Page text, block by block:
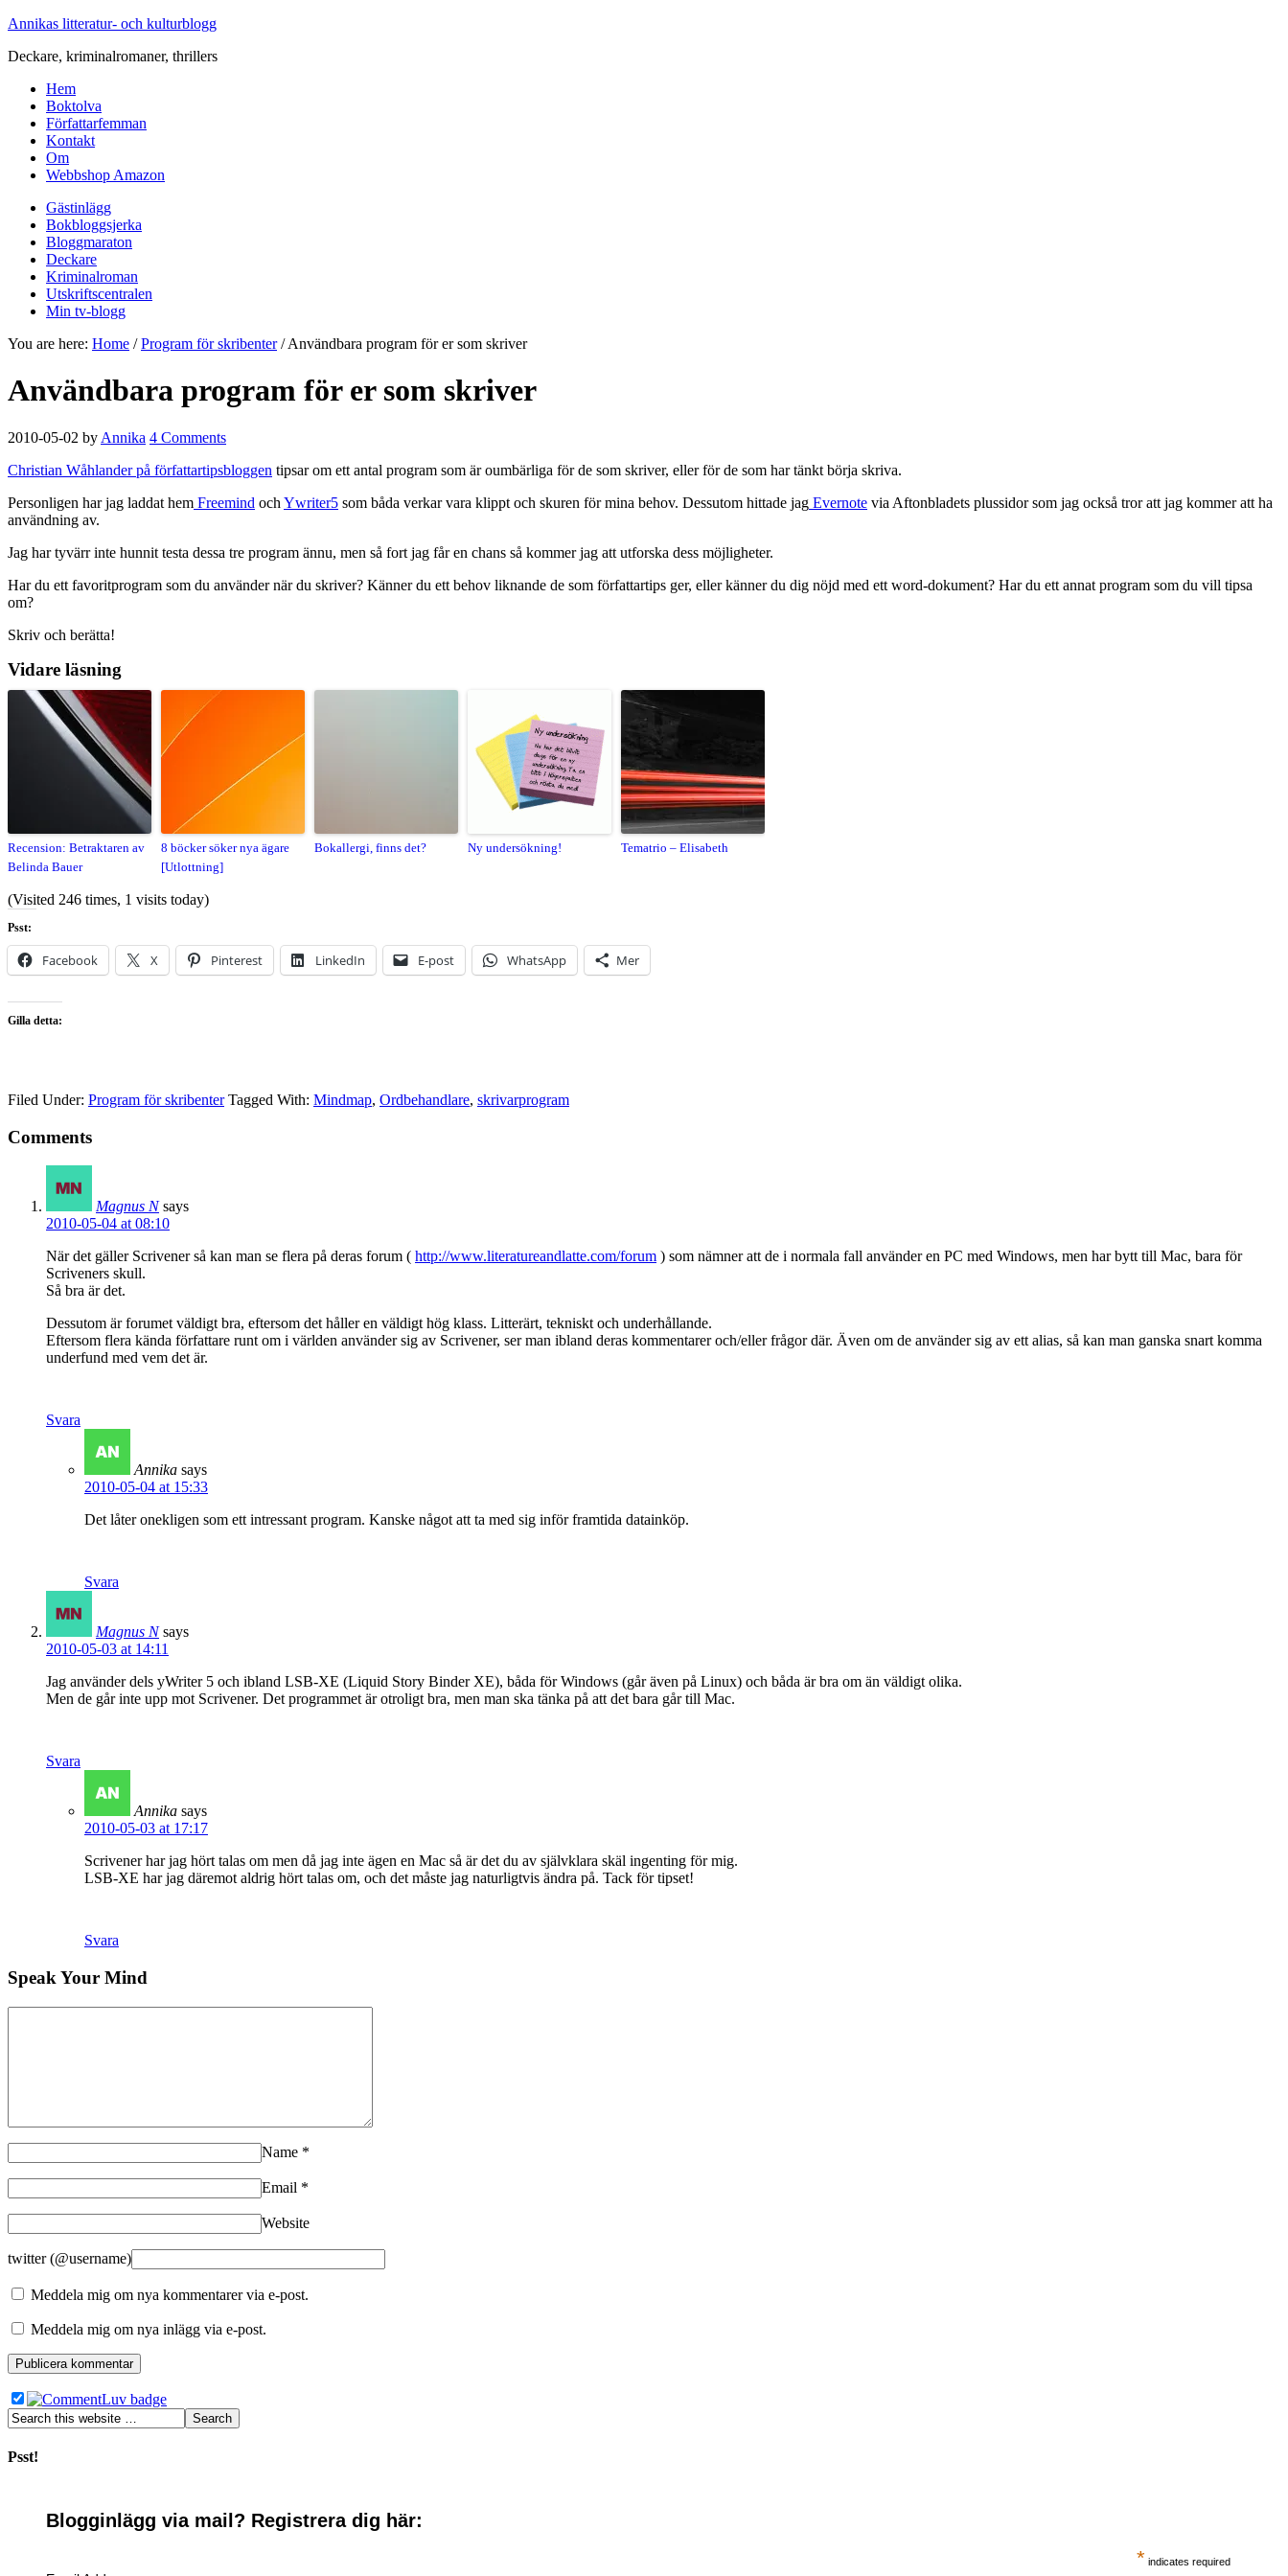
Annikas litteratur- och kulturblogg
Deckare, kriminalromaner, thrillers
Hem
Boktolva
Författarfemman
Kontakt
Om
Webbshop Amazon
Gästinlägg
Bokbloggsjerka
Bloggmaraton
Deckare
Kriminalroman
Utskriftscentralen
Min tv-blogg
You are here: Home / Program för skribenter /Användbara program för er som skriver
Användbara program för er som skriver
2010-05-02 by Annika 4 Comments
Christian Wåhlander på författartipsbloggen tipsar om ett antal program som är oumbärliga för de som skriver, eller för de som har tänkt börja skriva.
Personligen har jag laddat hem Freemind och Ywriter5 som båda verkar vara klippt och skuren för mina behov. Dessutom hittade jag Evernote via Aftonbladets plussidor som jag också tror att jag kommer att ha
användning av.
Jag har tyvärr inte hunnit testa dessa tre program ännu, men så fort jag får en chans så kommer jag att utforska dess möjligheter.
Har du ett favoritprogram som du använder när du skriver? Känner du ett behov liknande de som författartips ger, eller känner du dig nöjd med ett word-dokument? Har du ett annat program som du vill tipsa
om?
Skriv och berätta!
Vidare läsning
Recension: Betraktaren av
Belinda Bauer
8 böcker söker nya ägare
[Utlottning]
Bokallergi, finns det? Ny undersökning! Tematrio – Elisabeth
(Visited 246 times, 1 visits today)
Psst:
Facebook X Pinterest LinkedIn E-post WhatsApp Mer
Gilla detta:
Filed Under: Program för skribenter Tagged With: Mindmap, Ordbehandlare, skrivarprogram
Comments
Magnus N says
2010-05-04 at 08:10
När det gäller Scrivener så kan man se flera på deras forum ( http://www.literatureandlatte.com/forum ) som nämner att de i normala fall använder en PC med Windows, men har bytt till Mac, bara för
Scriveners skull.
Så bra är det.
Dessutom är forumet väldigt bra, eftersom det håller en väldigt hög klass. Litterärt, tekniskt och underhållande.
Eftersom flera kända författare runt om i världen använder sig av Scrivener, ser man ibland deras kommentarer och/eller frågor där. Även om de använder sig av ett alias, så kan man ganska snart komma
underfund med vem det är.
Svara
Annika says
2010-05-04 at 15:33
Det låter onekligen som ett intressant program. Kanske något att ta med sig inför framtida datainköp.
Svara
Magnus N says
2010-05-03 at 14:11
Jag använder dels yWriter 5 och ibland LSB-XE (Liquid Story Binder XE), båda för Windows (går även på Linux) och båda är bra om än väldigt olika.
Men de går inte upp mot Scrivener. Det programmet är otroligt bra, men man ska tänka på att det bara går till Mac.
Svara
Annika says
2010-05-03 at 17:17
Scrivener har jag hört talas om men då jag inte ägen en Mac så är det du av självklara skäl ingenting för mig.
LSB-XE har jag däremot aldrig hört talas om, och det måste jag naturligtvis ändra på. Tack för tipset!
Svara
Speak Your Mind
Name *
Email *
Website
twitter (@username)
Meddela mig om nya kommentarer via e-post.
Meddela mig om nya inlägg via e-post.
Psst!
Blogginlägg via mail? Registrera dig här:
* indicates required